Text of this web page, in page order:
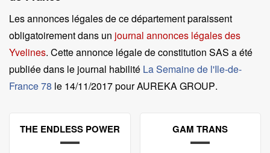
Les annonces légales de ce département paraissent
obligatoirement dans un journal annonces légales des
Yvelines. Cette annonce légale de constitution SAS a été
publiée dans le journal habilité La Semaine de l'Ile-de-
France 78 le 14/11/2017 pour AUREKA GROUP.
THE ENDLESS POWER GAM TRANS